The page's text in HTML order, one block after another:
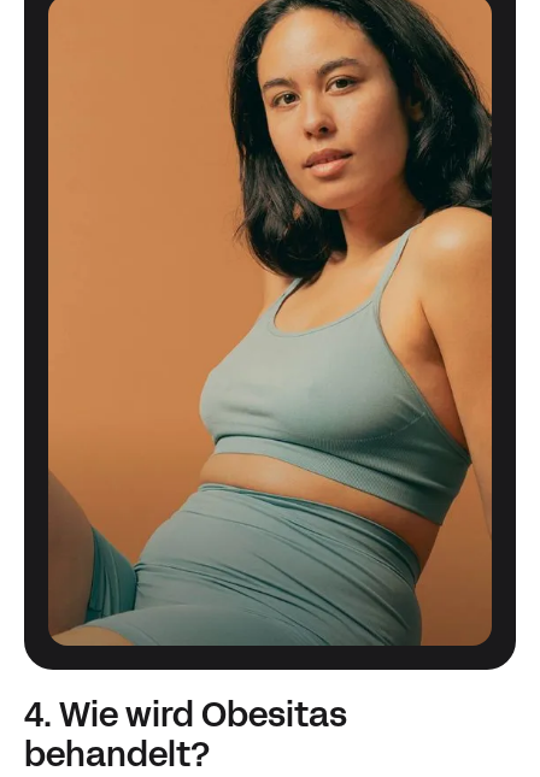
4. Wie wird Obesitas
behandelt?